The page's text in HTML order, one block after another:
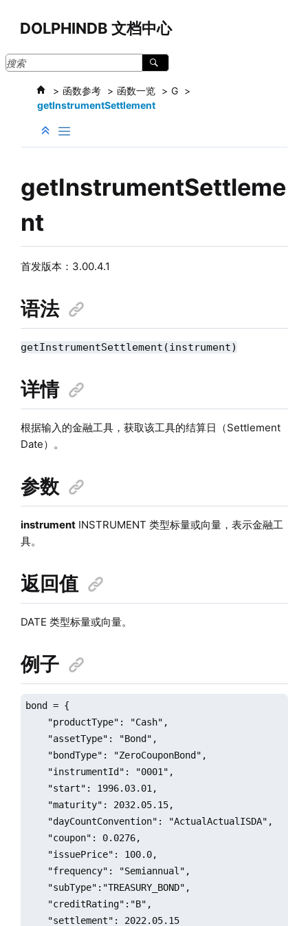
DOLPHINDB 文档中心
函数参考 函数一览
G
getInstrumentSettlement
getInstrumentSettleme
nt
首发版本：3.00.4.1
语法
getInstrumentSettlement(instrument)
详情
根据输入的金融工具，获取该工具的结算日（Settlement
Date）。
参数
instrumentINSTRUMENT 类型标量或向量，表示金融工
具。
返回值
DATE 类型标量或向量。
例子
bond = {
    "productType": "Cash",
    "assetType": "Bond",
    "bondType": "ZeroCouponBond",
    "instrumentId": "0001",
    "start": 1996.03.01,
    "maturity": 2032.05.15,
    "dayCountConvention": "ActualActualISDA",
    "coupon": 0.0276,
    "issuePrice": 100.0,
    "frequency": "Semiannual",
    "subType":"TREASURY_BOND",
    "creditRating":"B",
    "settlement": 2022.05.15